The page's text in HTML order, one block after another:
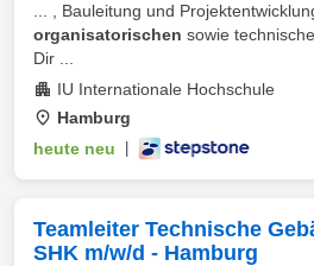
... , Bauleitung und
organisatorischen sowie
Dir ...
IU Internationale Hochschule
Hamburg
heute neu
Teamleiter Technische
SHK m/w/d - Hamburg